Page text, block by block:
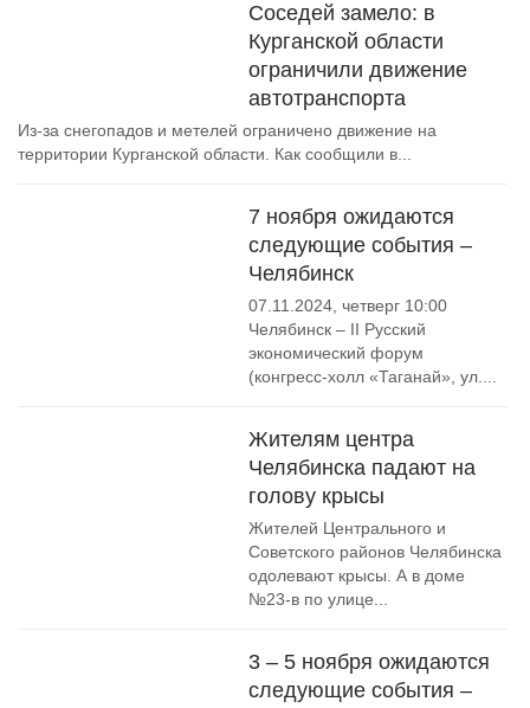
Соседей замело: в
Курганской области
ограничили движение
автотранспорта
Из-за снегопадов и метелей ограничено движение на
территории Курганской области. Как сообщили в...
7 ноября ожидаются
следующие события –
Челябинск
07.11.2024, четверг 10:00
Челябинск – II Русский
экономический форум
(конгресс-холл «Таганай», ул....
Жителям центра
Челябинска падают на
голову крысы
Жителей Центрального и
Советского районов Челябинска
одолевают крысы. А в доме
№23-в по улице...
3 – 5 ноября ожидаются
следующие события –